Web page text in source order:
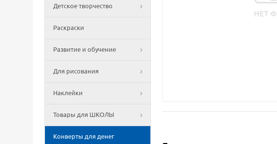
Детское творчество
Раскраски
Развитие и обучение
Для рисования
Наклейки
Товары для ШКОЛЫ
Конверты для денег